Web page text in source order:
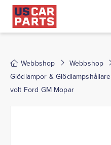
Webbshop Webbshop
Glödlampor & Glödlampshållare
volt Ford GM Mopar